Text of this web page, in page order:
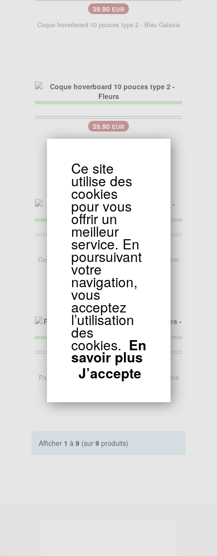
39.90 EUR
Coque hoverboard 10 pouces type 2 - Bleu Galaxie
39.90 EUR
Coque hoverboard 10 pouces type 2 - Fleurs
39.90EUR
Coque hoverboard 10 pouces type 2 - noir et blanc
16.90 EUR
Paire d'enjoliveur hoverboard 10 pouces - Flamme
Afficher 1 à 9 (sur 9 produits)
Ce site
utilise des
cookies
pour vous
offrir un
meilleur
service. En
poursuivant
votre
navigation,
vous
acceptez
l’utilisation
des
cookies. En
savoir plus
J’accepte